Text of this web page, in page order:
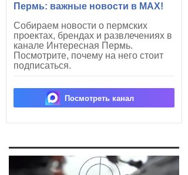
Пермь: важные новости в MAX!
Собираем новости о пермских
проектах, брендах и развлечениях в
канале Интересная Пермь.
Посмотрите, почему на него стоит
подписаться.
Посмотреть канал